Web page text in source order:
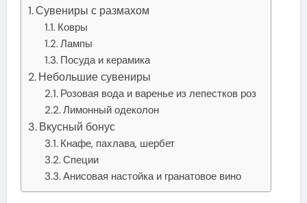
Сувениры с размахом
Ковры
Лампы
Посуда и керамика
Небольшие сувениры
Розовая вода и варенье из лепестков роз
Лимонный одеколон
Вкусный бонус
Кнафе, пахлава, шербет
Специи
Анисовая настойка и гранатовое вино